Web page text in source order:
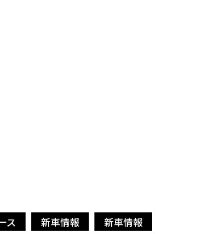
ス 新車情報 新車情報